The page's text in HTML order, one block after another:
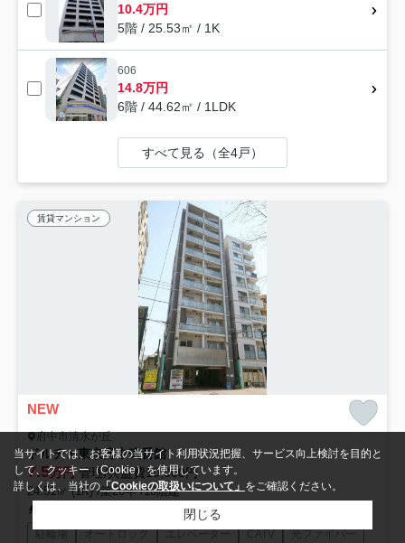
10.4万円
5階 / 25.53㎡ / 1K
606
14.8万円
6階 / 44.62㎡ / 1LDK
すべて見る（全4戸）
賃貸マンション
NEW
府中市清水が丘
ドルチェ東京府中弐番館
7.5万円管理/共益費10,000円
24.51㎡ (1K) /築20年 /10階建
京王線「東府中」駅 徒歩1分
駐輪場 オートロック エレベーター CATV 光ファイバー
当サイトでは、お客様の当サイト利用状況把握、サービス向上検討を目的と
して、クッキー（Cookie）を使用しています。
詳しくは、当社の「Cookieの取扱いについて」 をご確認ください。
閉じる